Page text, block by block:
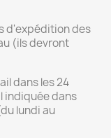
d'expédition des
(ils devront
dans les 24
indiquée dans
lundi au